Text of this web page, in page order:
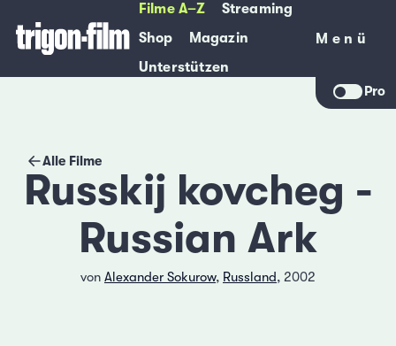
Filme A–Z
Streaming
Shop
Magazin
Unterstützen
Menü
Menü
Pro
Alle Filme
Russkij kovcheg -
Russian Ark
von Alexander Sokurow, Russland, 2002